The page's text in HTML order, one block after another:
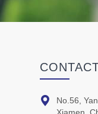

No.56,